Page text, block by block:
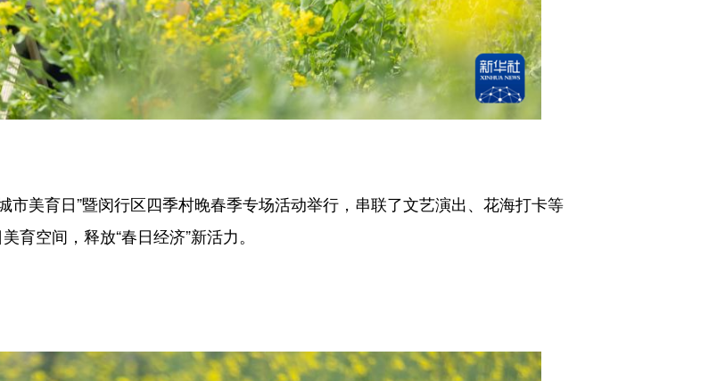
美育日”暨闵行区四季村晚春季专场活动举行，串联了文艺演出、花海打卡等
空间，释放“春日经济”新活力。